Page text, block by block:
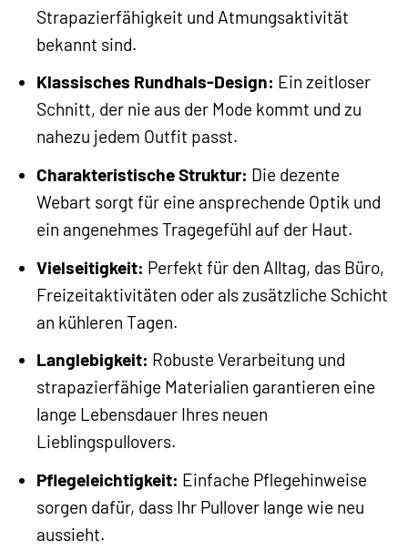
Strapazierfähigkeit und Atmungsaktivität
bekannt sind.
Klassisches Rundhals-Design: Ein zeitloser
Schnitt, der nie aus der Mode kommt und zu
nahezu jedem Outfit passt.
Charakteristische Struktur: Die dezente
Webart sorgt für eine ansprechende Optik und
ein angenehmes Tragegefühl auf der Haut.
Vielseitigkeit: Perfekt für den Alltag, das Büro,
Freizeitaktivitäten oder als zusätzliche Schicht
an kühleren Tagen.
Langlebigkeit: Robuste Verarbeitung und
strapazierfähige Materialien garantieren eine
lange Lebensdauer Ihres neuen
Lieblingspullovers.
Pflegeleichtigkeit: Einfache Pflegehinweise
sorgen dafür, dass Ihr Pullover lange wie neu
aussieht.